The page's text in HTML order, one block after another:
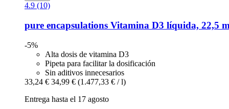
4.9 (10)
pure encapsulations Vitamina D3 líquida, 22,5
-5%
Alta dosis de vitamina D3
Pipeta para facilitar la dosificación
Sin aditivos innecesarios
33,24 € 34,99 € (1.477,33 € / l)
Entrega hasta el 17 agosto